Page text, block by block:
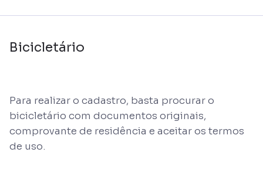
Bicicletário
Para realizar o cadastro, basta procurar o
bicicletário com documentos originais,
comprovante de residência e aceitar os termos
de uso.